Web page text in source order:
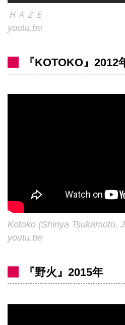
ＨＡＺＥ
youtu.be
『KOTOKO』2012
Kotoko (Shinya Tsukamoto,
youtu.be
『野火』2015年